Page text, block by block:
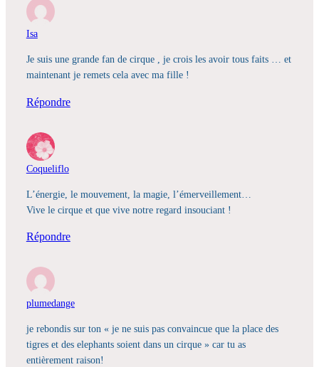
Isa
Je suis une grande fan de cirque , je crois les avoir tous faits … et
maintenant je remets cela avec ma fille !
Répondre
Coqueliflo
L’énergie, le mouvement, la magie, l’émerveillement…
Vive le cirque et que vive notre regard insouciant !
Répondre
plumedange
je rebondis sur ton « je ne suis pas convaincue que la place des
tigres et des elephants soient dans un cirque » car tu as
entièrement raison!